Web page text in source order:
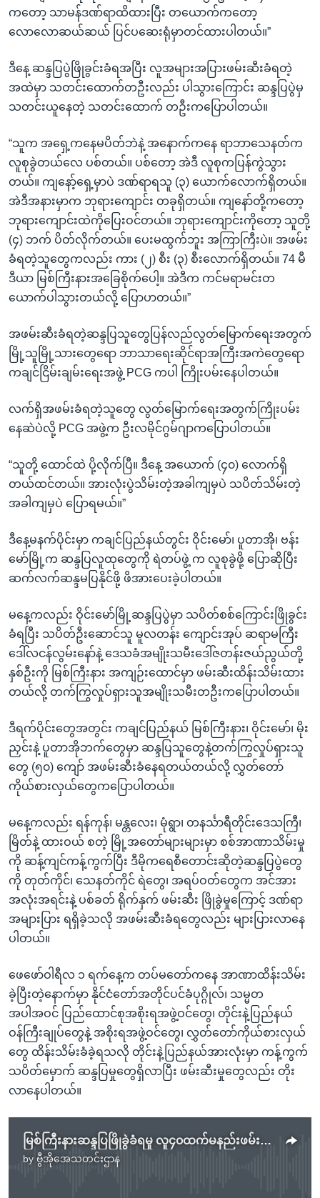
ကတော့ သာမန်ဒဏ်ရာထိထားပြီး တယောက်ကတော့
လောလောဆယ်ဆယ် ပြင်ပဆေးရုံမှာတင်ထားပါတယ်။”
ဒီနေ့ ဆန္ဒပြပွဲဖြိုခွင်းခံရအပြီး လူအများအပြားဖမ်းဆီးခံရတဲ့
အထဲမှာ သတင်းထောက်တဦးလည်း ပါသွားကြောင်း ဆန္ဒပြပွဲမှ
သတင်းယူနေတဲ့ သတင်းထောက် တဦးကပြောပါတယ်။
“သူက အရှေ့ကနေမပိတ်ဘဲနဲ့ အနောက်ကနေ ရာဘာသေနတ်က
လူစုခွဲတယ်လေ ပစ်တယ်။ ပစ်တော့ အဲဒီ လူစုကပြန်ကွဲသွား
တယ်။ ကျနော့်ရှေ့မှာပဲ ဒဏ်ရာရသူ (၃) ယောက်လောက်ရှိတယ်။
အဲဒီအနားမှာက ဘုရားကျောင်း တခုရှိတယ်။ ကျနော်တို့ကတော့
ဘုရားကျောင်းထဲကိုပြေးဝင်တယ်။ ဘုရားကျောင်းကိုတော့ သူတို့
(၄) ဘက် ပိတ်လိုက်တယ်။ ပေးမထွက်ဘူး အကြာကြီးပဲ။ အဖမ်း
ခံရတဲ့သူတွေကလည်း ကား (၂) စီး (၃) စီးလောက်ရှိတယ်။ 74 မီ
ဒီယာ မြစ်ကြီးနားအခြေစိုက်ပေါ့။ အဲဒီက ကင်မရာမင်းတ
ယောက်ပါသွားတယ်လို့ ပြောပာတယ်။”
အဖမ်းဆီးခံရတဲ့ဆန္ဒပြသူတွေပြန်လည်လွတ်မြောက်ရေးအတွက်
မြို့သူမြို့သားတွေရော ဘာသာရေးဆိုင်ရာအကြီးအကဲတွေရော
ကချင်ငြိမ်းချမ်းရေးအဖွဲ့ PCG ကပါ ကြိုးပမ်းနေပါတယ်။
လက်ရှိအဖမ်းခံရတဲ့သူတွေ လွတ်မြောက်ရေးအတွက်ကြိုးပမ်း
နေဆဲပဲလို့ PCG အဖွဲ့က ဦးလမိုင်ဂွမ်ဂျာကပြောပါတယ်။
“သူတို့ ထောင်ထဲ ပို့လိုက်ပြီ။ ဒီနေ့ အယောက် (၄၀) လောက်ရှိ
တယ်ထင်တယ်။ အားလုံးပွဲသိမ်းတဲ့အခါကျမှပဲ သပိတ်သိမ်းတဲ့
အခါကျမှပဲ ပြောရမယ်။”
ဒီနေ့မနက်ပိုင်းမှာ ကချင်ပြည်နယ်တွင်း ဝိုင်းမော်၊ ပူတာအို၊ ဗန်း
မော်မြို့က ဆန္ဒပြလူထုတွေကို ရဲတပ်ဖွဲ့ က လူစုခွဲဖို့ ပြောဆိုပြီး
ဆက်လက်ဆန္ဒမပြနိုင်ဖို့ ဖိအားပေးခဲ့ပါတယ်။
မနေ့ကလည်း ဝိုင်းမော်မြို့ဆန္ဒပြပွဲမှာ သပိတ်စစ်ကြောင်းဖြိုခွင်း
ခံရပြီး သပိတ်ဦးဆောင်သူ မူလတန်း ကျောင်းအုပ် ဆရာမကြီး
ဒေါ်လငန်လွမ်းနော်နဲ့ ဒေသခံအမျိုးသမီးဒေါ်ဇတန်းဇယ်ညွယ်တို့
နှစ်ဦးကို မြစ်ကြီးနား အကျဉ်းထောင်မှာ ဖမ်းဆီးထိန်းသိမ်းထား
တယ်လို့ တက်ကြွလှုပ်ရှားသူအမျိုးသမီးတဦးကပြောပါတယ်။
ဒီရက်ပိုင်းတွေအတွင်း ကချင်ပြည်နယ် မြစ်ကြီးနား၊ ဝိုင်းမော်၊ မိုး
ညှင်းနဲ့ ပူတာအိုဘက်တွေမှာ ဆန္ဒပြသူတွေနဲ့တက်ကြွလှုပ်ရှားသူ
တွေ (၅၀) ကျော် အဖမ်းဆီးခံနေရတယ်တယ်လို့ လွှတ်တော်
ကိုယ်စားလှယ်တွေကပြောပါတယ်။
မနေ့ကလည်း ရန်ကုန်၊ မန္တလေး၊ မုံရွာ၊ တနင်္သာရီတိုင်းဒေသကြီ၊
မြိတ်နဲ့ ထားဝယ် စတဲ့ မြို့အတော်များများမှာ စစ်အာဏာသိမ်းမှု
ကို ဆန့်ကျင်ကန့်ကွက်ပြီး ဒီမိုကရေစီတောင်းဆိုတဲ့ဆန္ဒပြပွဲတွေ
ကို တုတ်ကိုင်၊ သေနတ်ကိုင် ရဲတွေ၊ အရပ်ဝတ်တွေက အင်အား
အလုံးအရင်းနဲ့ ပစ်ခတ် ရိုက်နှက် ဖမ်းဆီး ဖြိုခွဲမှုကြောင့် ဒဏ်ရာ
အများပြား ရရှိခဲ့သလို အဖမ်းဆီးခံရတွေလည်း များပြားလာနေ
ပါတယ်။
ဖေဖော်ဝါရီလ ၁ ရက်နေ့က တပ်မတော်ကနေ အာဏာထိန်းသိမ်း
ခဲ့ပြီးတဲ့နောက်မှာ နိုင်ငံတော်အတိုင်ပင်ခံပုဂ္ဂိုလ်၊ သမ္မတ
အပါအဝင် ပြည်ထောင်စုအစိုးရအဖွဲ့ဝင်တွေ၊ တိုင်းနဲ့ပြည်နယ်
ဝန်ကြီးချုပ်တွေနဲ့ အစိုးရအဖွဲ့ဝင်တွေ၊ လွှတ်တော်ကိုယ်စားလှယ်
တွေ ထိန်းသိမ်းခံခဲ့ရသလို တိုင်းနဲ့ပြည်နယ်အားလုံးမှာ ကန့်ကွက်
သပိတ်မှောက် ဆန္ဒပြမှုတွေရှိလာပြီး ဖမ်းဆီးမှုတွေလည်း တိုး
လာနေပါတယ်။
မြစ်ကြီးနားဆန္ဒပြဖြိုခွဲခံရမှု လူ၄၀ထက်မနည်းဖမ်းဆီးခံရ
by ဗွီအိုအေသတင်းဌာန
No media source currently available